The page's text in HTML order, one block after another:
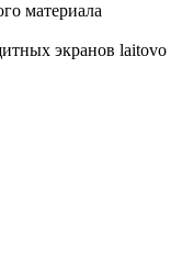
материала
экранов laitovo